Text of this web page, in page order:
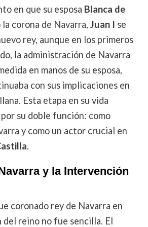
en que su esposa Blanca de
corona de Navarra, Juan I se
rey, aunque en los primeros
la administración de Navarra
en manos de su esposa,
con sus implicaciones en
Esta etapa en su vida
su doble función: como
y como un actor crucial en
.
y la Intervención
coronado rey de Navarra en
reino no fue sencilla. El